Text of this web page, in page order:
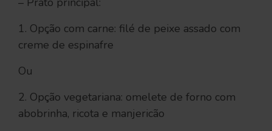
1. Opção com carne: filé de peixe assado com
creme de espinafre
Ou
2. Opção vegetariana: omelete de forno com
abobrinha, ricota e manjericão